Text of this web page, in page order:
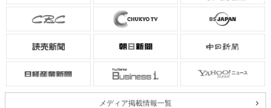
メディア掲載情報一覧